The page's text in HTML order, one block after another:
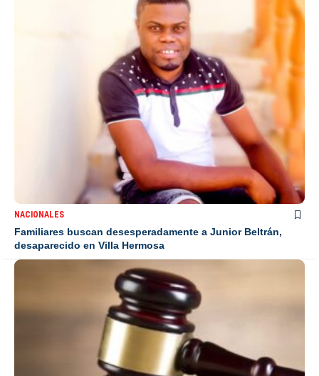
NACIONALES
Familiares buscan desesperadamente a Junior Beltrán,
desaparecido en Villa Hermosa